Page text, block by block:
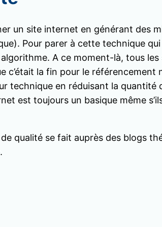
un site internet en générant des
Pour parer à cette technique
A ce moment-là, tous
c’était la fin pour le
technique en réduisant la quantité
est toujours un basique même
qualité se fait auprès des blogs